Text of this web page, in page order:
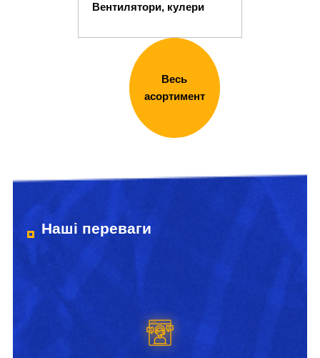
Вентилятори, кулери
Весь
асортимент
Наші переваги